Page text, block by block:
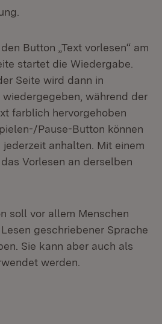
Button „Text vorlesen“ am
startet die Wiedergabe.
Seite wird dann in
während der
farblich hervorgehoben
Pause-Button können
anhalten. Mit einem
Vorlesen an derselben
soll vor allem Menschen
geschriebener Sprache
Sie kann aber auch als
werden.